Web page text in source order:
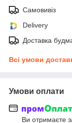
Самовивіз
Delivery
Доставка
Всі умови
Умови оплати
Ви отримаєте